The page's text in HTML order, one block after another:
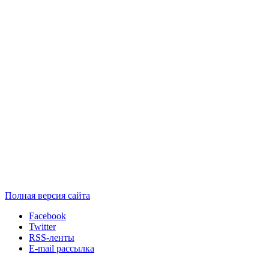
Полная версия сайта
Facebook
Twitter
RSS-ленты
E-mail рассылка